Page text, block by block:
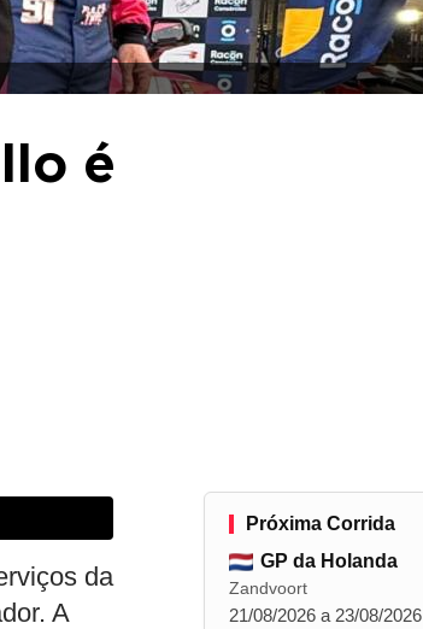
é
da
A
Próxima Corrida
GP da Holanda
Zandvoort
21/08/2026 a 23/08/2026